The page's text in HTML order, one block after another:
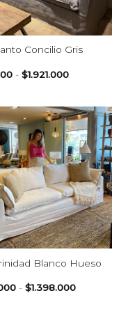
Concilio Gris
- $1.921.000Rango
$961.000
hasta
$1.921.000
Blanco Hueso
- $1.398.000Rango